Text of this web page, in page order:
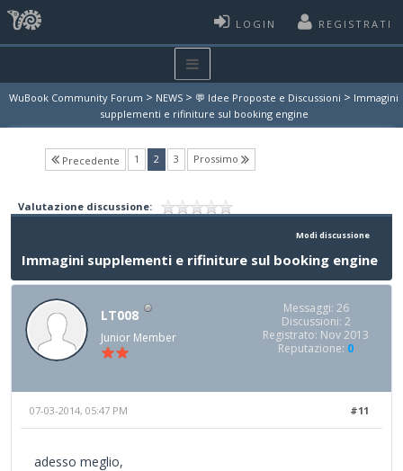
LOGIN REGISTRATI
WuBook Community Forum > NEWS > 💬 Idee Proposte e Discussioni > Immagini
supplementi e rifiniture sul booking engine
Precedente 1 2(current)
3 Prossimo
Valutazione discussione:
Modi discussione
Immagini supplementi e rifiniture sul booking engine
LT008
Junior Member
Messaggi: 26
Discussioni: 2
Registrato: Nov 2013
Reputazione: 0
#11
07-03-2014, 05:47 PM
adesso meglio,